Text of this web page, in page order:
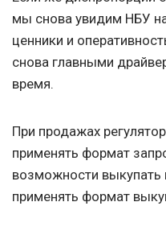
мы снова увидим НБУ
ценники и
снова главными
время.
При продажах
применять формат
возможности выкупать
применять формат